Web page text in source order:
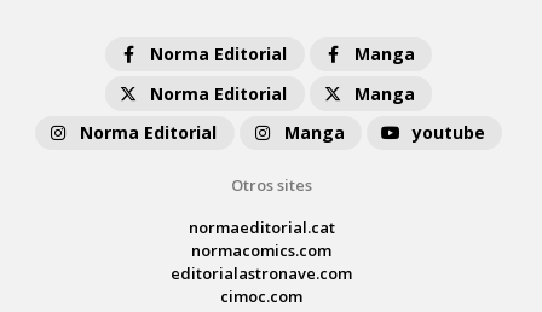
Norma Editorial
Manga
Norma Editorial
Manga
Norma Editorial
Manga youtube
Otros sites
normaeditorial.cat
normacomics.com
editorialastronave.com
cimoc.com